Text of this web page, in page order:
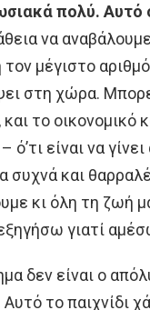
πολύ. Αυτό
να
τον μέγιστο
στη χώρα.
και το
ό’τι είναι να
συχνά και
κι όλη τη ζωή
γιατί
δεν είναι ο
Αυτό το παιχνίδι